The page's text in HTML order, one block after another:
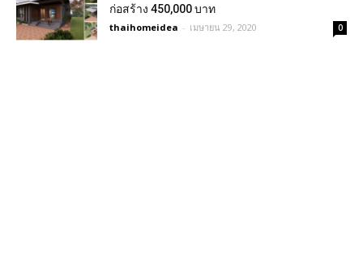
ก่อสร้าง 450,000 บาท
thaihomeidea - เมษายน 29, 2020 0